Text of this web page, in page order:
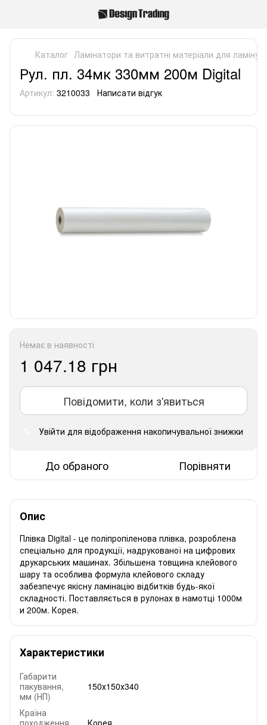
Каталог Ламінатори та витратні матеріали для
Рул. пл. 34мк 330мм 200м Digital
Артикул: 3210033 Написати відгук
Немає в наявності
1 047.18 грн
Повідомити, коли з'явиться
Увійти для відображення накопичувальної знижки
До обраного Порівняти
Опис
Плівка Digital - це поліпропіленова плівка, розроблена
спеціально для продукції, надрукованої на цифрових
друкарських машинах. Збільшена товщина клейового
шару та особлива формула клейового складу
забезпечує якісну ламінацію відбитків будь-якої
складності. Поставляється в рулонах в намотці 1000м
и 200м. Корея.
Характеристики
Габарити
пакування,
мм (НП)
150х150х340
Країна
походження
Корея